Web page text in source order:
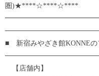
圏)★****☆****☆****
■ 新宿みやざき館KONNEの
【店舗内】